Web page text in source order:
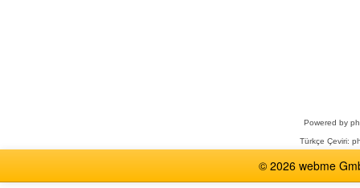
Powered by
Türkçe Çeviri:
© 2026 webme